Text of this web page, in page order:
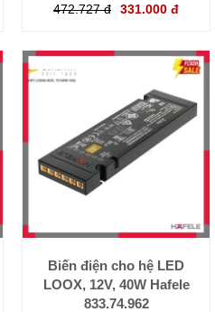
472.727 đ 331.000 đ
Biến điện cho hệ LED
LOOX, 12V, 40W Hafele
833.74.962